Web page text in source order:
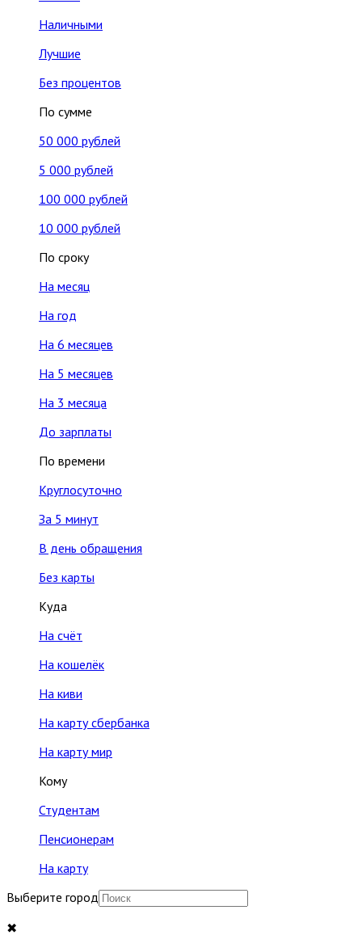
Наличными
Лучшие
Без процентов
По сумме
50 000 рублей
5 000 рублей
100 000 рублей
10 000 рублей
По сроку
На месяц
На год
На 6 месяцев
На 5 месяцев
На 3 месяца
До зарплаты
По времени
Круглосуточно
За 5 минут
В день обращения
Без карты
Куда
На счёт
На кошелёк
На киви
На карту сбербанка
На карту мир
Кому
Студентам
Пенсионерам
На карту
Выберите город
✖